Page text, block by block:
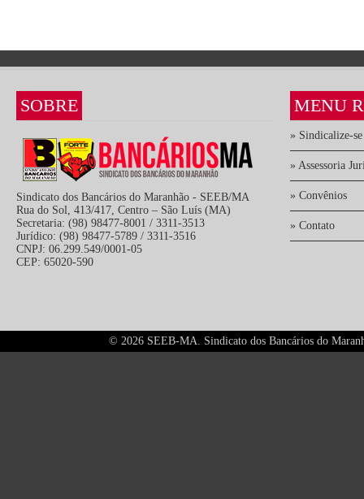
SOBRE
Sindicato dos Bancários do Maranhão - SEEB/MA
Rua do Sol, 413/417, Centro – São Luís (MA)
Secretaria: (98) 98477-8001 / 3311-3513
Jurídico: (98) 98477-5789 / 3311-3516
CNPJ: 06.299.549/0001-05
CEP: 65020-590
MENU
» Sindicalize-se
» Assessoria
» Convênios
» Contato
© 2026 SEEB-MA. Sindicato dos Bancários do